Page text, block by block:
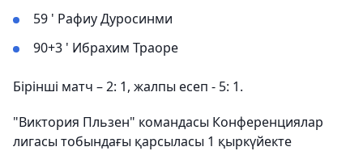
59 ' Рафиу Дуросинми
90+3 ' Ибрахим Траоре
Бірінші матч – 2: 1, жалпы есеп - 5: 1.
"Виктория Пльзен" командасы Конференциялар
лигасы тобындағы қарсыласы 1 қыркүйекте